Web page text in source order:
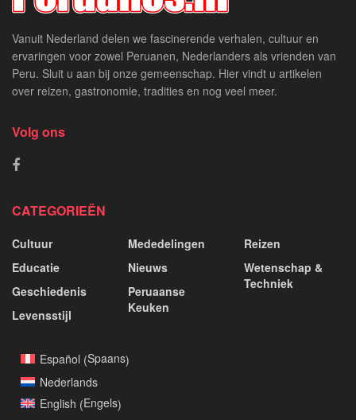
Vanuit Nederland delen we fascinerende verhalen, cultuur en
ervaringen voor zowel Peruanen, Nederlanders als vrienden van
Peru. Sluit u aan bij onze gemeenschap. Hier vindt u artikelen
over reizen, gastronomie, tradities en nog veel meer.
Volg ons
CATEGORIEËN
Cultuur
Educatie
Geschiedenis
Levensstijl
Mededelingen
Nieuws
Peruaanse
Keuken
Reizen
Wetenschap &
Techniek
Español (Spaans)
Nederlands
English (Engels)